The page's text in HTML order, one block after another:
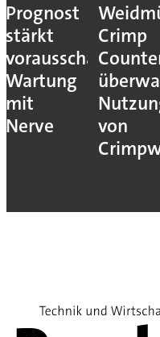
Prognost
stärkt
vorausschauende
Wartung
mit
Nerve
Crimp
von